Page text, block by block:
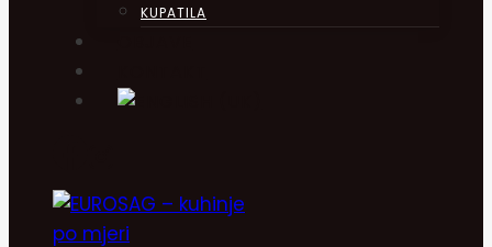
KUPATILA